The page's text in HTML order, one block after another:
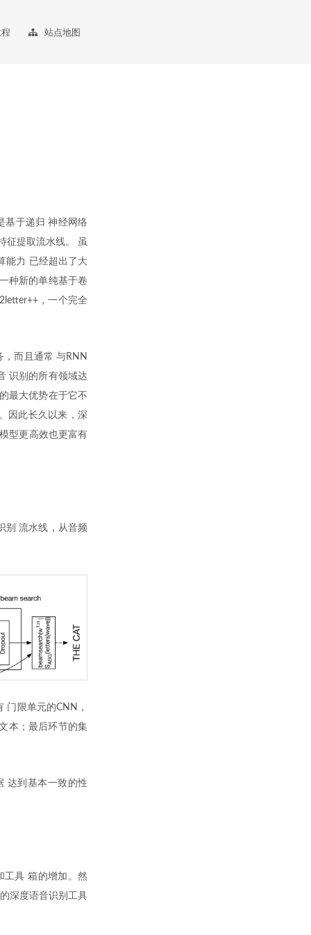
站点地图
基于递归 神经网络
征提取流水线。 虽
能力 已经超出了大
种新的单纯基于卷
，一个完全
，而且通常 与RNN
识别的所有领域达
最大优势在于它不
因此长久以来，深
型更高效也更富有
别 流水线，从音频
门限单元的CNN，
本；最后环节的集
达到基本一致的性
工具 箱的增加。然
深度语音识别工具